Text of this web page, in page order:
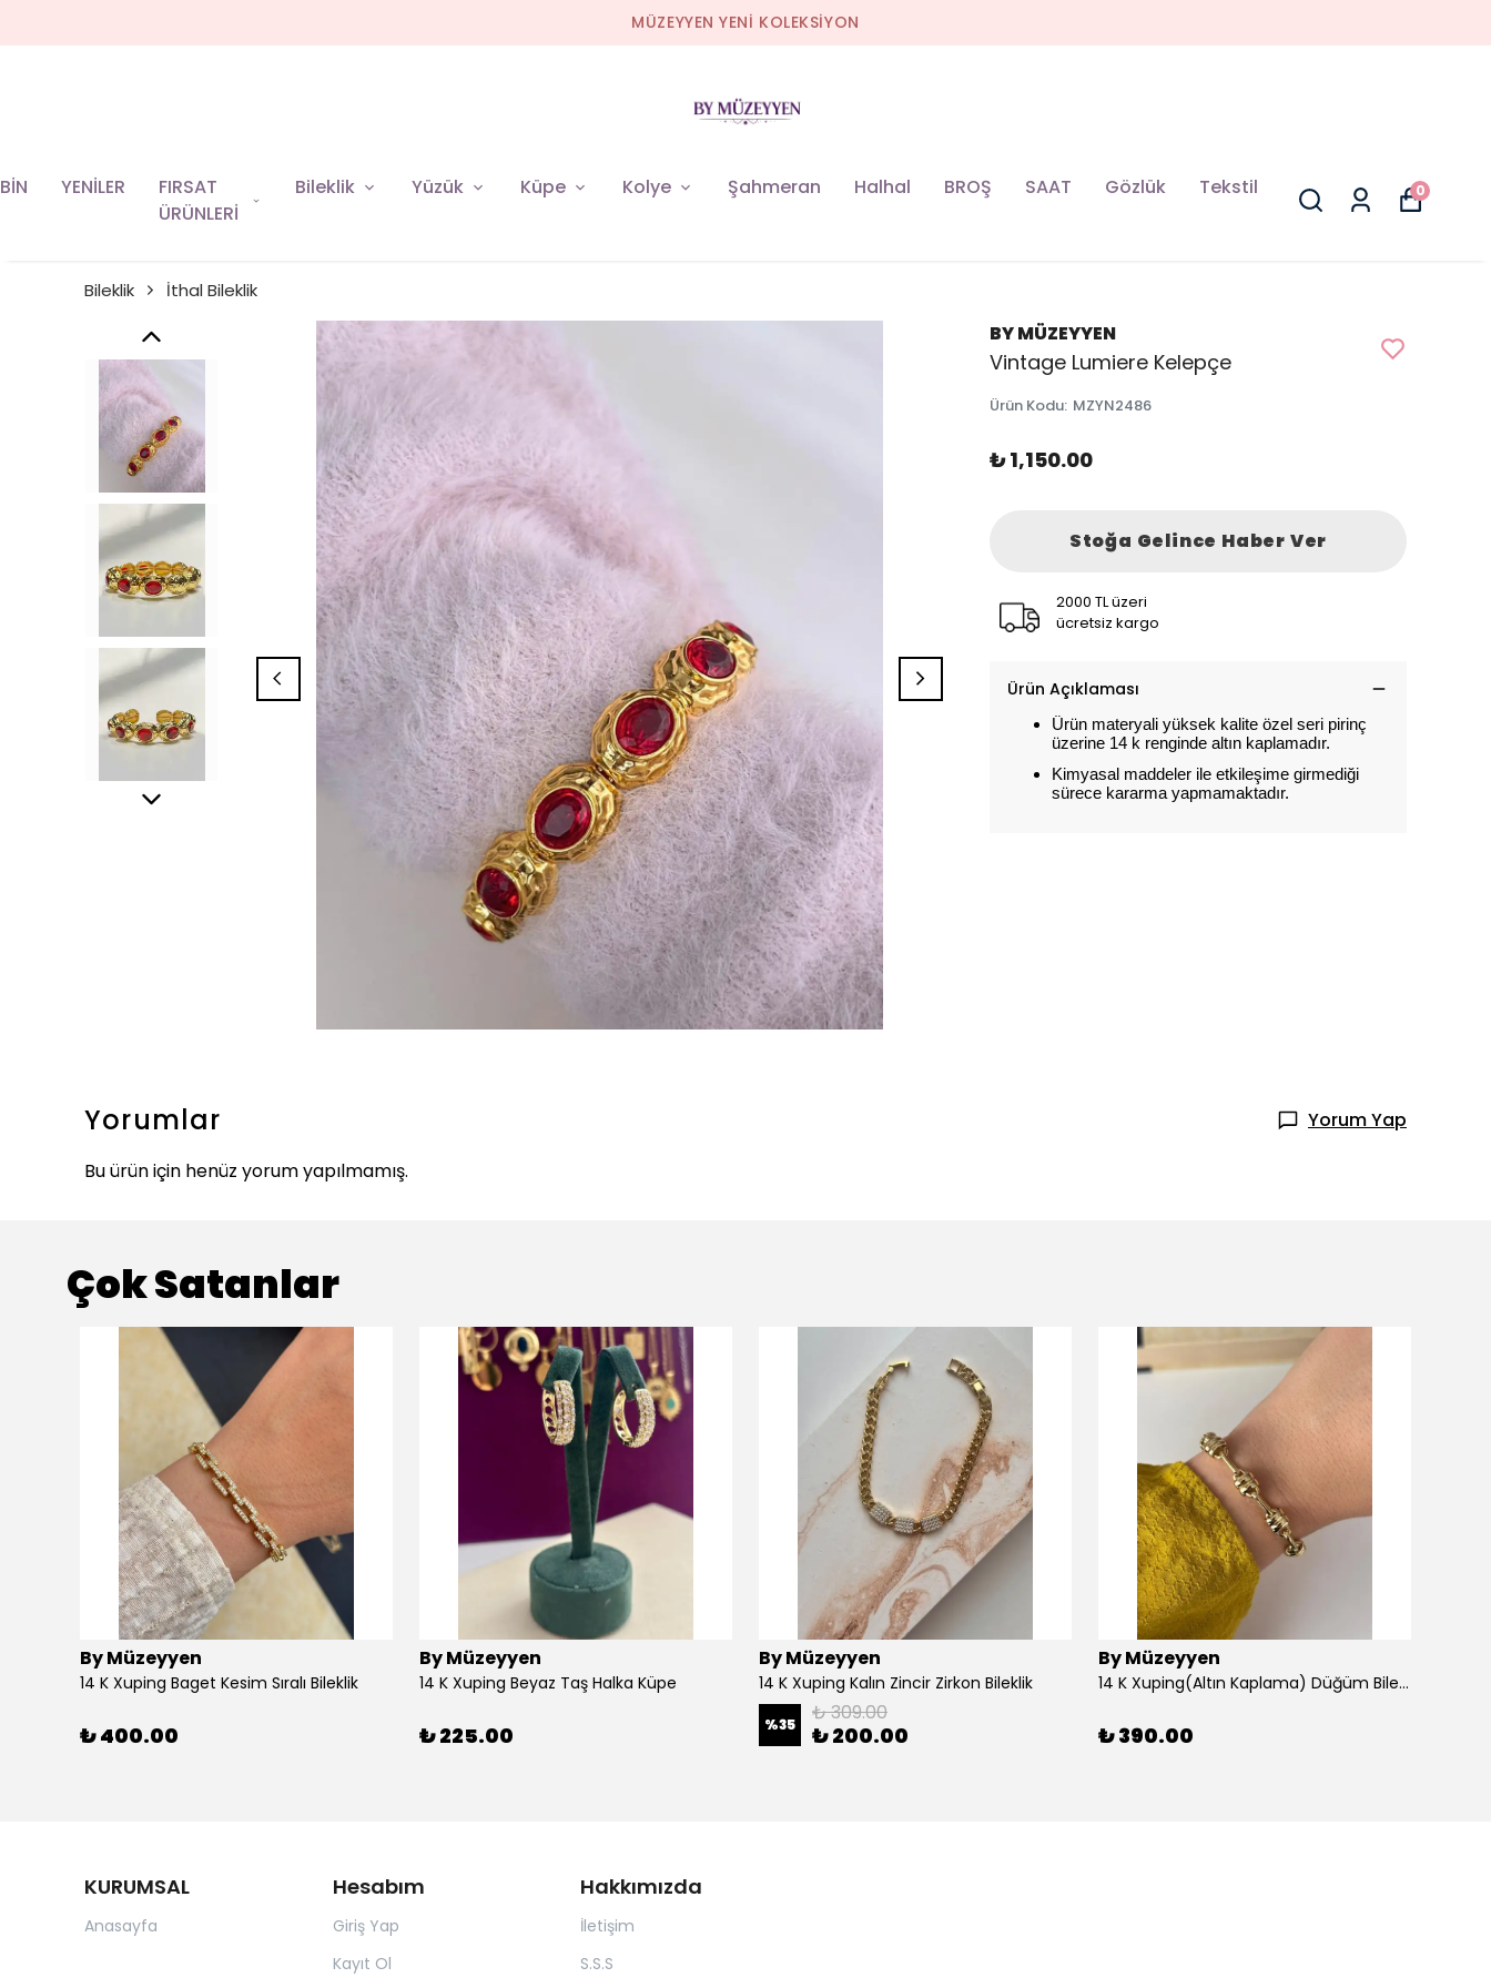
MÜZEYYEN YENİ KOLEKSİYON
YENİLER
FIRSAT
ÜRÜNLERİ
Bileklik Yüzük Küpe Kolye Şahmeran Halhal BROŞ SAAT Gözlük Tekstil 0
Bileklik İthal Bileklik
BY MÜZEYYEN
Vintage Lumiere Kelepçe
Ürün Kodu: MZYN2486
₺ 1,150.00
Stoğa Gelince Haber Ver
2000 TL üzeri
ücretsiz kargo
Ürün Açıklaması
Ürün materyali yüksek kalite özel seri pirinç
üzerine 14 k renginde altın kaplamadır.
Kimyasal maddeler ile etkileşime girmediği
sürece kararma yapmamaktadır.
Yorumlar
Yorum Yap
Bu ürün için henüz yorum yapılmamış.
Çok Satanlar
By Müzeyyen
14 K Xuping Baget Kesim Sıralı Bileklik
₺ 400.00
By Müzeyyen
14 K Xuping Beyaz Taş Halka Küpe
₺ 225.00
By Müzeyyen
14 K Xuping Kalın Zincir Zirkon Bileklik
%35 ₺ 309.00
₺ 200.00
By Müzeyyen
14 K Xuping(Altın Kaplama) Düğüm Bileklik
₺ 390.00
KURUMSAL
Anasayfa
Hesabım
Giriş Yap
Kayıt Ol
Hakkımızda
İletişim
S.S.S